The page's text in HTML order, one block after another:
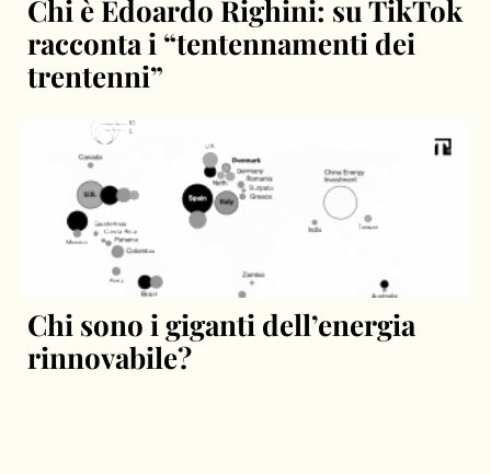
Chi è Edoardo Righini: su TikTok
racconta i “tentennamenti dei
trentenni”
Chi sono i giganti dell’energia
rinnovabile?